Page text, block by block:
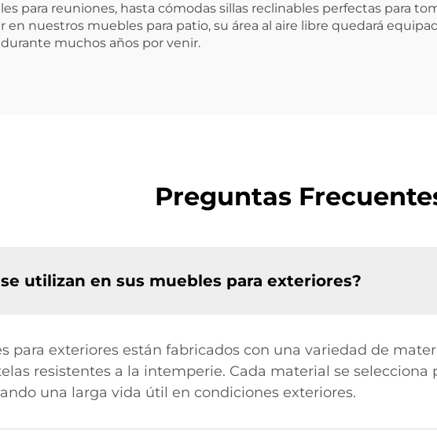
para reuniones, hasta cómodas sillas reclinables perfectas para
en nuestros muebles para patio, su área al aire libre quedará
muchos años por venir.
Preguntas
utilizan en sus muebles para exteriores?
para exteriores están fabricados con una variedad de
resistentes a la intemperie. Cada material se
una larga vida útil en condiciones exteriores.